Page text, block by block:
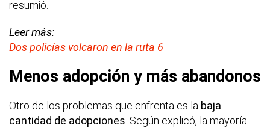
resumió.
Leer más:
Dos policías volcaron en la ruta 6
Menos adopción y más abandonos
Otro de los problemas que enfrenta es la baja
cantidad de adopciones. Según explicó, la mayoría